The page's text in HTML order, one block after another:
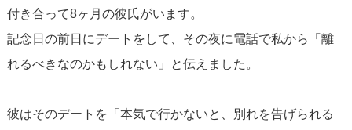
付き合って8ヶ月の彼氏がいます。
記念日の前日にデートをして、その夜に電話で私から「離
れるべきなのかもしれない」と伝えました。
彼はそのデートを「本気で行かないと、別れを告げられる